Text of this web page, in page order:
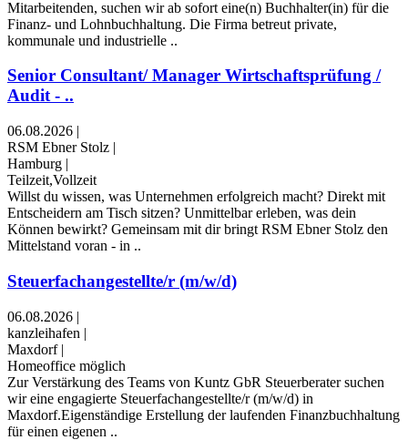
Mitarbeitenden, suchen wir ab sofort eine(n) Buchhalter(in) für die
Finanz- und Lohnbuchhaltung. Die Firma betreut private,
kommunale und industrielle ..
Senior Consultant/ Manager Wirtschaftsprüfung /
Audit - ..
06.08.2026 |
RSM Ebner Stolz |
Hamburg |
Teilzeit,Vollzeit
Willst du wissen, was Unternehmen erfolgreich macht? Direkt mit
Entscheidern am Tisch sitzen? Unmittelbar erleben, was dein
Können bewirkt? Gemeinsam mit dir bringt RSM Ebner Stolz den
Mittelstand voran - in ..
Steuerfachangestellte/r (m/w/d)
06.08.2026 |
kanzleihafen |
Maxdorf |
Homeoffice möglich
Zur Verstärkung des Teams von Kuntz GbR Steuerberater suchen
wir eine engagierte Steuerfachangestellte/r (m/w/d) in
Maxdorf.Eigenständige Erstellung der laufenden Finanzbuchhaltung
für einen eigenen ..